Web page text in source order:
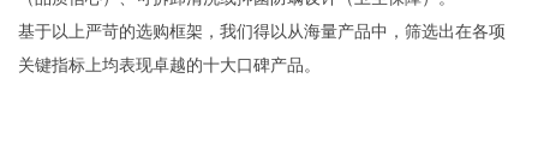
基于以上严苛的选购框架，我们得以从海量产品中，筛选出在各项
关键指标上均表现卓越的十大口碑产品。